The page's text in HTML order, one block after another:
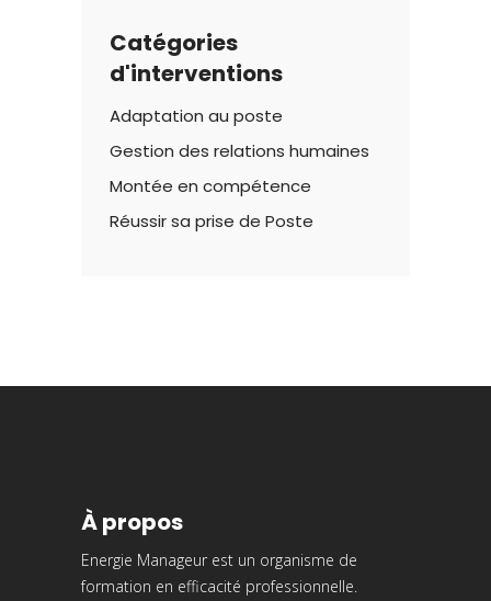
Catégories
d'interventions
Adaptation au poste
Gestion des relations humaines
Montée en compétence
Réussir sa prise de Poste
À propos
Energie Manageur est un organisme de
formation en efficacité professionnelle.